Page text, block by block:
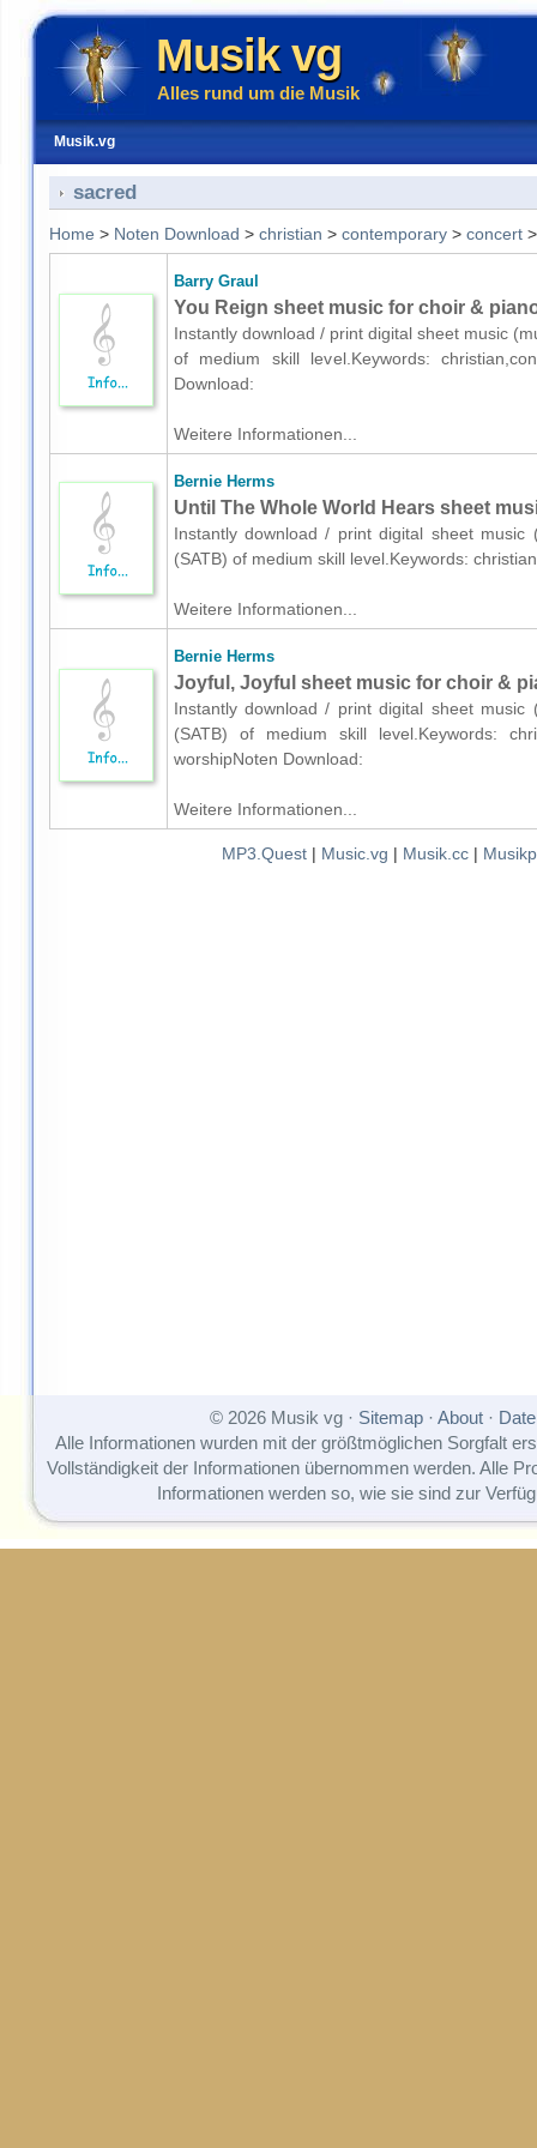
Musik vg
Alles rund um die Musik
Musik.vg
sacred
Home > Noten Download > christian > contemporary> concert
Barry Graul
You Reign sheet music for choir &
Instantly download / print digital sheet music
of medium skill level.Keywords:
Download:
Weitere Informationen...
Bernie Herms
Until The Whole World Hears sheet
Instantly download / print digital sheet
(SATB) of medium skill level.Keywords:
Weitere Informationen...
Bernie Herms
Joyful, Joyful sheet music for choir &
Instantly download / print digital sheet
(SATB) of medium skill level.Keywords:
worshipNoten Download:
Weitere Informationen...
MP3.Quest| Music.vg | Musik.cc|
© 2026 Musik vg · Sitemap· About·
Alle Informationen wurden mit der größtmöglichen Sorgfalt
Vollständigkeit der Informationen übernommen werden. Alle
Informationen werden so, wie sie sind zur